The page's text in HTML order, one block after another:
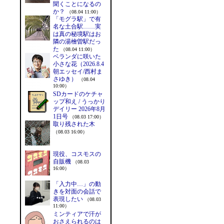
聞くことになるの
か？
（08.04 11:00）
「モグラ駅」で有
名な土合駅……実
は真の秘境駅はお
隣の湯檜曽駅だっ
た
（08.04 11:00）
ベランダに咲いた
小さな花（2026.8.4
朝エッセイ/西村ま
さゆき）
（08.04
10:00）
SDカードのケチャ
ップ和え / うっかり
デイリー 2026年8月
1日号
（08.03 17:00）
取り残された木
（08.03 16:00）
現役、コスモスの
自販機
（08.03
16:00）
「入力中…」の動
きを対面の会話で
表現したい
（08.03
11:00）
ミンティアで汗が
おさえられるのは